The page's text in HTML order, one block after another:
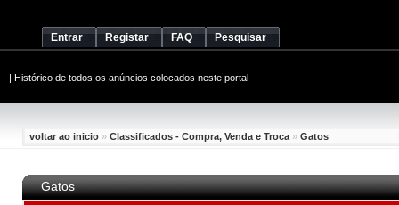
Entrar Registar FAQ Pesquisar
| Histórico de todos os anúncios colocados neste portal
voltar ao inicio » Classificados - Compra, Venda e Troca » Gatos
Gatos